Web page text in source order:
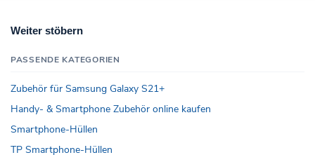
Weiter stöbern
PASSENDE KATEGORIEN
Zubehör für Samsung Galaxy S21+
Handy- & Smartphone Zubehör online kaufen
Smartphone-Hüllen
TP Smartphone-Hüllen